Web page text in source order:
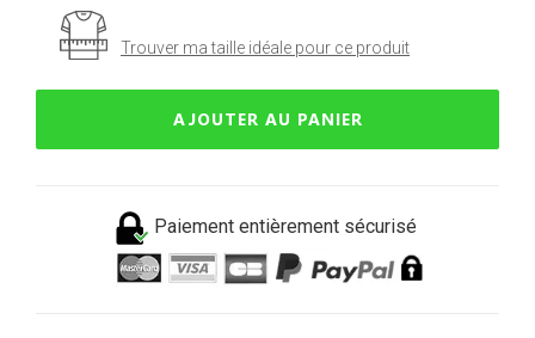
Trouver ma taille idéale pour ce produit
AJOUTER AU PANIER
Paiement entièrement sécurisé